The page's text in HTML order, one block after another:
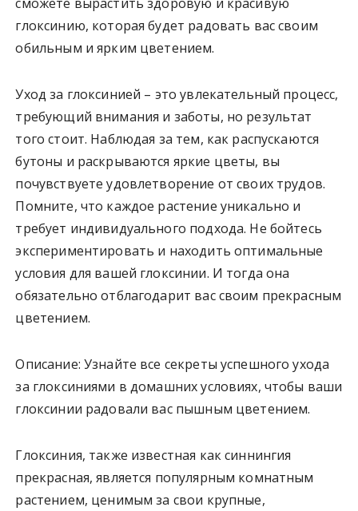
глоксинию, которая будет радовать вас своим
обильным и ярким цветением.
Уход за глоксинией – это увлекательный процесс,
требующий внимания и заботы, но результат
того стоит. Наблюдая за тем, как распускаются
бутоны и раскрываются яркие цветы, вы
почувствуете удовлетворение от своих трудов.
Помните, что каждое растение уникально и
требует индивидуального подхода. Не бойтесь
экспериментировать и находить оптимальные
условия для вашей глоксинии. И тогда она
обязательно отблагодарит вас своим прекрасным
цветением.
Описание: Узнайте все секреты успешного ухода
за глоксиниями в домашних условиях, чтобы ваши
глоксинии радовали вас пышным цветением.
Глоксиния, также известная как синнингия
прекрасная, является популярным комнатным
растением, ценимым за свои крупные,